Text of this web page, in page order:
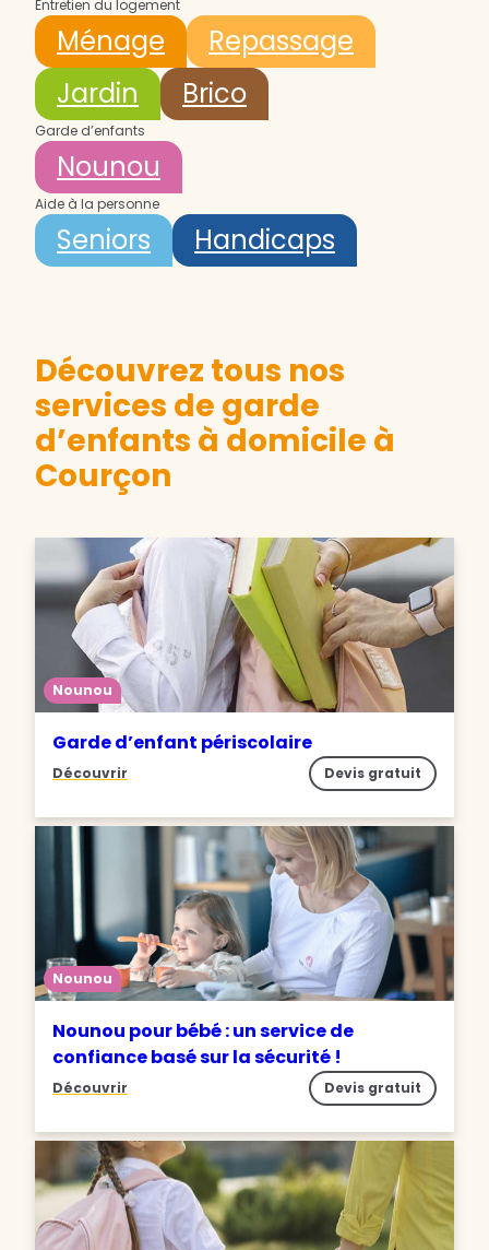
Entretien du logement
Ménage
Repassage
Jardin
Brico
Garde d’enfants
Nounou
Aide à la personne
Seniors Handicaps
Découvrez tous nos
services de garde
d’enfants à domicile à
Courçon
Nounou
Garde d’enfant périscolaire
Découvrir Devis gratuit
Nounou
Nounou pour bébé : un service de
confiance basé sur la sécurité !
Découvrir Devis gratuit